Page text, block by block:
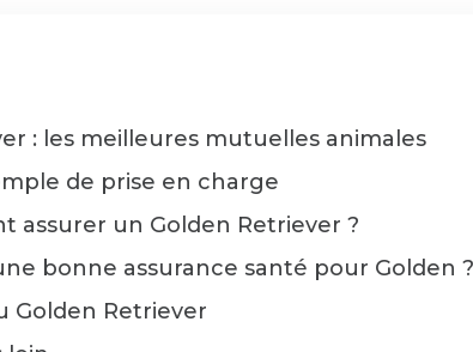
: les meilleures mutuelles animales
de prise en charge
assurer un Golden Retriever ?
bonne assurance santé pour Golden ?
Golden Retriever